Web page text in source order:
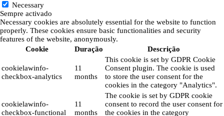
Necessary
Sempre activado
Necessary cookies are absolutely essential for the website to function
properly. These cookies ensure basic functionalities and security
features of the website, anonymously.
Cookie
Duração Descrição
cookielawinfo-
checkbox-analytics
11
months
This cookie is set by GDPR Cookie
Consent plugin. The cookie is used
to store the user consent for the
cookies in the category "Analytics".
cookielawinfo-
checkbox-functional
11
months
The cookie is set by GDPR cookie
consent to record the user consent for
the cookies in the category